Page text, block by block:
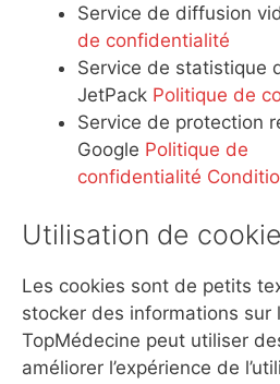
Service de diffusion
de confidentialité
Service de statistique
JetPack Politique de
Service de protection
Google Politique de
confidentialité
Utilisation de
Les cookies sont de petits
stocker des informations sur
TopMédecine peut utiliser
améliorer l’expérience de